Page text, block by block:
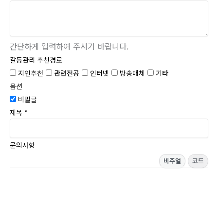
간단하게 입력하여 주시기 바랍니다.
갈등관리 추천경로
지인추천
관련전공 인터넷 방송매체
기타
옵션
비밀글
제목 *
문의사항
비주얼 코드